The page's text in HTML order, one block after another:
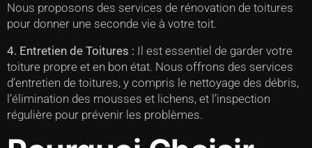
Nous proposons des services de rénovation de toitures
pour donner une seconde vie à votre toit.
4. Entretien de Toitures : Il est essentiel de garder votre
toiture propre et en bon état. Nous offrons des services
d’entretien de toitures, y compris le nettoyage des débris,
l’élimination des mousses et lichens, et l’inspection
régulière pour prévenir les problèmes.